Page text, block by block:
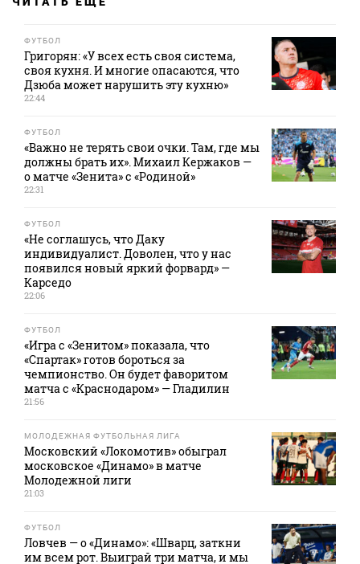
ФУТБОЛ
Григорян: «У всех есть своя система,
своя кухня. И многие опасаются, что
Дзюба может нарушить эту кухню»
22:44
ФУТБОЛ
«Важно не терять свои очки. Там, где мы
должны брать их». Михаил Кержаков —
о матче «Зенита» с «Родиной»
22:31
ФУТБОЛ
«Не соглашусь, что Даку
индивидуалист. Доволен, что у нас
появился новый яркий форвард» —
Карседо
22:06
ФУТБОЛ
«Игра с «Зенитом» показала, что
«Спартак» готов бороться за
чемпионство. Он будет фаворитом
матча с «Краснодаром» — Гладилин
21:56
МОЛОДЕЖНАЯ ФУТБОЛЬНАЯ ЛИГА
Московский «Локомотив» обыграл
московское «Динамо» в матче
Молодежной лиги
21:03
ФУТБОЛ
Ловчев — о «Динамо»: «Шварц, заткни
им всем рот. Выиграй три матча, и мы